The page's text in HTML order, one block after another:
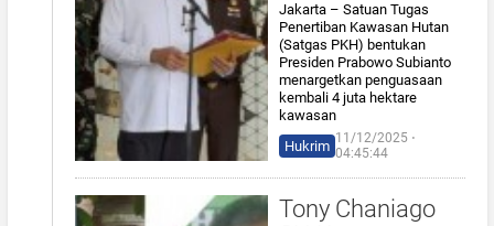
Jakarta – Satuan Tugas
Penertiban Kawasan Hutan
(Satgas PKH) bentukan
Presiden Prabowo Subianto
menargetkan penguasaan
kembali 4 juta hektare
kawasan
Hukrim 11/12/2025 ⋅
04:45:44
Tony Chaniago